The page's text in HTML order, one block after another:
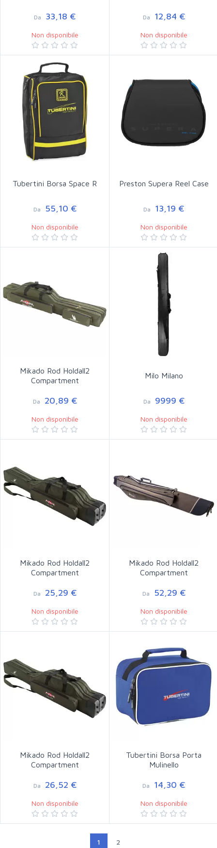
Da 33,18 €
Non disponibile
Da 12,84 €
Non disponibile
Tubertini Borsa Space R
Da 55,10 €
Non disponibile
Preston Supera Reel Case
Da 13,19 €
Non disponibile
Mikado Rod Holdall2
Compartment
Da 20,89 €
Non disponibile
Milo Milano
Da 9999 €
Non disponibile
Mikado Rod Holdall2
Compartment
Da 25,29 €
Non disponibile
Mikado Rod Holdall2
Compartment
Da 52,29 €
Non disponibile
Mikado Rod Holdall2
Compartment
Da 26,52 €
Non disponibile
Tubertini Borsa Porta
Mulinello
Da 14,30 €
Non disponibile
1 2